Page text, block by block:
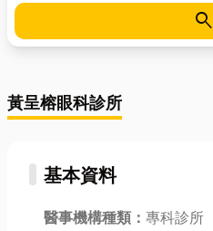
search
黃呈榕眼科診所
基本資料
醫事機構種類： 專科診所